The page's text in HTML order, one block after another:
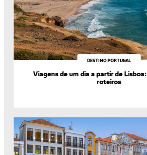
DESTINO PORTUGAL
Viagens de um dia a partir de
roteiros